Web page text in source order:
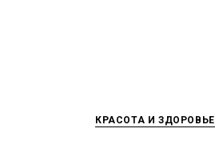
КРАСОТА И ЗДОРОВЬЕ